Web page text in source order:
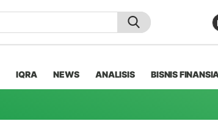
IQRA NEWS ANALISIS BISNIS